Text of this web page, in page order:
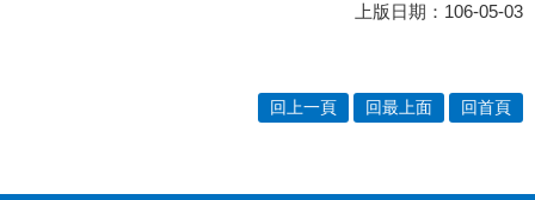
上版日期：106-05-03
回上一頁 回最上面 回首頁